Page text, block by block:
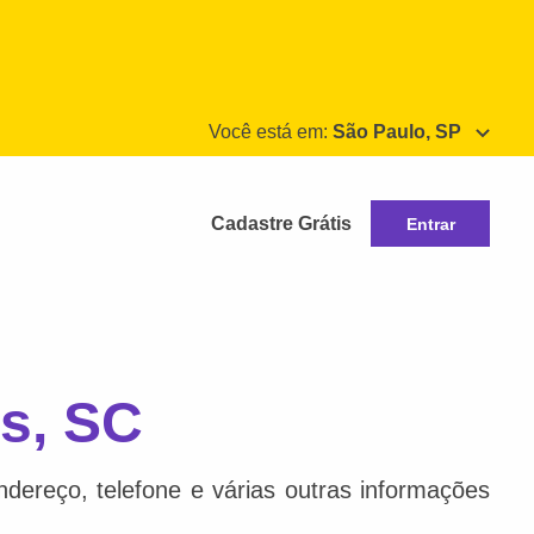
Você está em: São Paulo, SP
Cadastre Grátis Entrar
SC
telefone e várias outras informações